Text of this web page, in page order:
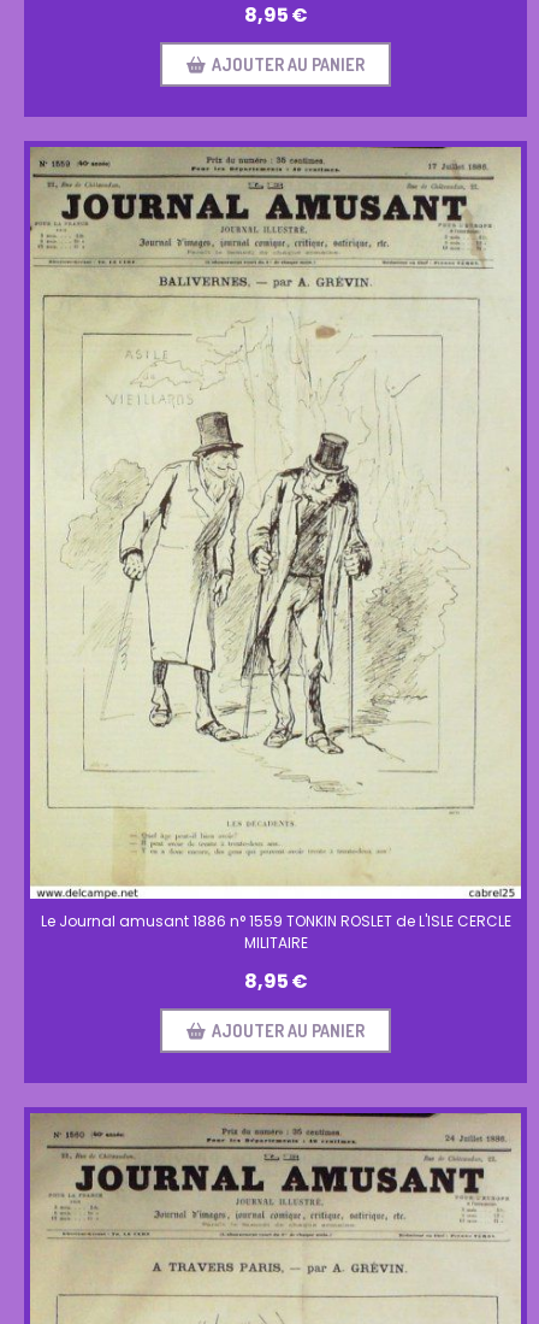
8,95€
AJOUTER AU PANIER
Le Journal amusant 1886 n° 1559 TONKIN ROSLET de L'ISLE CERCLE
MILITAIRE
8,95€
AJOUTER AU PANIER